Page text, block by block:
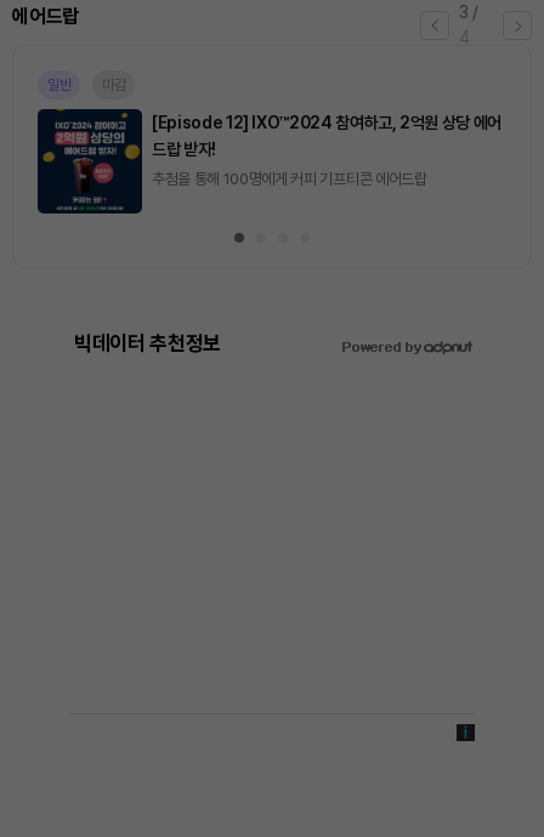
3 /
4
에어드랍
일반 마감
[Episode 12] IXO™2024 참여하고, 2억원 상당 에어
드랍 받자!
추첨을 통해 100명에게 커피 기프티콘 에어드랍
빅데이터 추천정보